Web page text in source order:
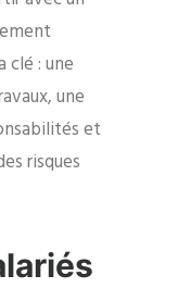
clé : une
une
et
risques